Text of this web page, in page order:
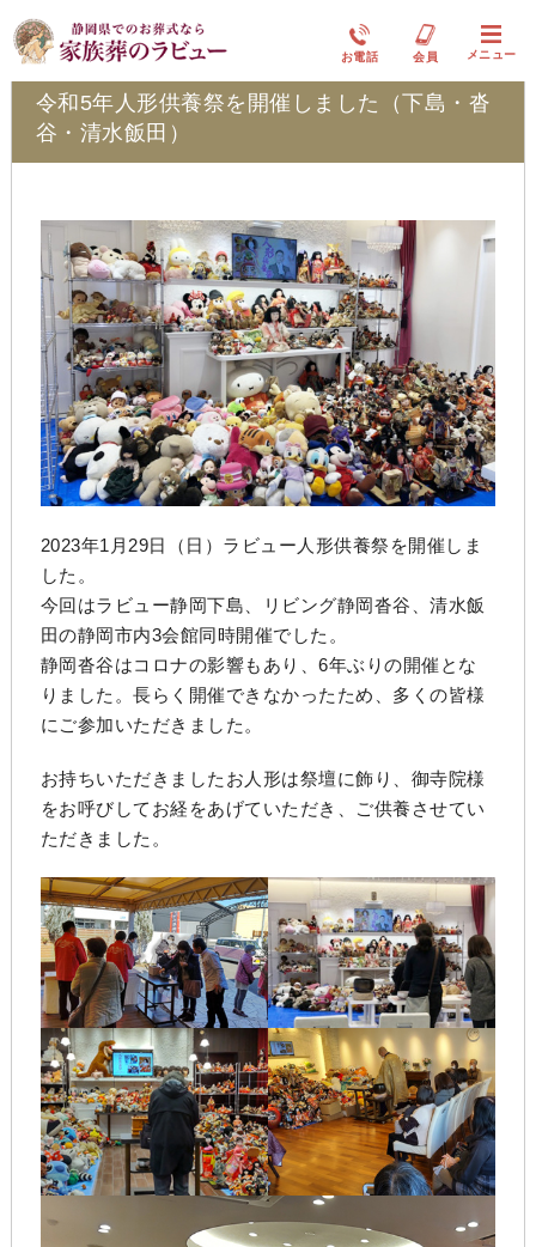
お電話 会員 メニュー
ラビュー清水飯田ふれ愛ブログ
令和5年人形供養祭を開催しました（下島・沓
谷・清水飯田）
2023年1月29日（日）ラビュー人形供養祭を開催しま
した。
今回はラビュー静岡下島 リビング静岡沓谷 、清水飯
田の静岡市内3会館同時開催でした。
静岡沓谷はコロナの影響もあり、6年ぶりの開催とな
りました。長らく開催できなかったため、多くの皆様
にご参加いただきました。
お持ちいただきましたお人形は祭壇に飾り、御寺院様
をお呼びしてお経をあげていただき、ご供養させてい
ただきました。